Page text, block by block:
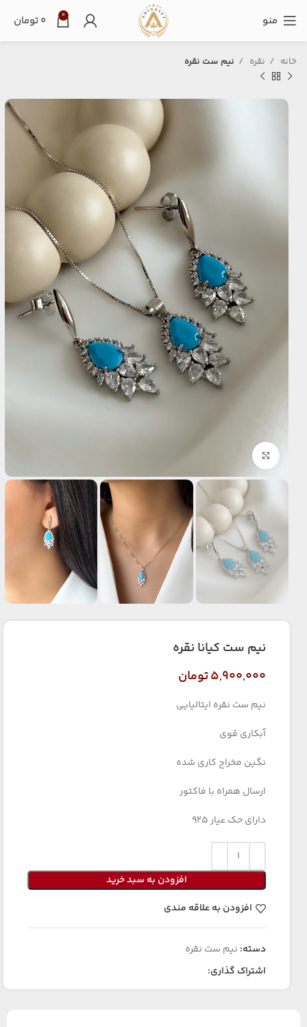
منو 0 ۰تومان
خانه نقره نیم ست نقره
نیم ست کیانا نقره
۵,۹۰۰,۰۰۰تومان
نیم ست نقره ایتالیایی
آبکاری قوی
نگین مخراج کاری شده
ارسال همراه با فاکتور
دارای حک عیار ۹۲۵
افزودن به سبد خرید
افزودن به علاقه مندی
دسته: نیم ست نقره
اشتراک گذاری: